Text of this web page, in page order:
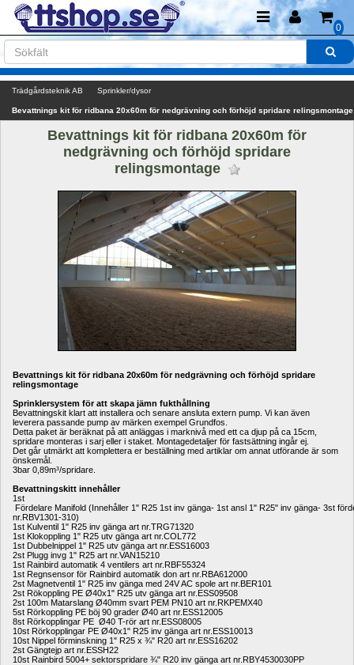
0
Trädgårdsteknik AB Sprinkler/dysor
Bevattnings kit för ridbana 20x60m för nedgrävning och förhöjd spridare relingsmontage
Bevattnings kit för ridbana 20x60m för
nedgrävning och förhöjd spridare
relingsmontage
Bevattnings kit för ridbana 20x60m för nedgrävning och förhöjd spridare
relingsmontage
Sprinklersystem för att skapa jämn fukthållning
Bevattningskit klart att installera och senare ansluta extern pump. Vi kan även
leverera passande pump av märken exempel Grundfos.
Detta paket är beräknat på att anläggas i marknivå med ett ca djup på ca 15cm,
spridare monteras i sarj eller i staket. Montagedetaljer för fastsättning ingår ej.
Det går utmärkt att komplettera er beställning med artiklar om annat utförande är som
önskemål.
3bar 0,89m³/spridare.
Bevattningskitt innehåller
1st
Fördelare Manifold (Innehåller 1" R25 1st inv gänga- 1st ansl 1" R25" inv gänga- 3st
nr.RBV1301-310)
1st Kulventil 1" R25 inv gänga art nr.TRG71320
1st Klokoppling 1" R25 utv gänga art nr.COL772
1st Dubbelnippel 1" R25 utv gänga art nr.ESS16003
2st Plugg invg 1" R25 art nr.VAN15210
1st Rainbird automatik 4 ventilers art nr.RBF55324
1st Regnsensor för Rainbird automatik don art nr. RBA612000
2st Magnetventil 1" R25 inv gänga med 24V AC spole art nr.BER101
2st Rökoppling PE Ø40x1" R25 utv gänga art nr.ESS09508
2st 100m Matarslang Ø40mm svart PEM PN10 art nr.RKPEMX40
5st Rörkoppling PE böj 90 grader Ø40 art nr.ESS12005
8st Rörkopplingar PE Ø40 T-rör art nr.ESS08005
10st Rörkopplingar PE Ø40x1" R25 inv gänga art nr.ESS10013
10st Nippel förminskning 1" R25 x ¾" R20 art nr.ESS16202
2st Gängtejp art nr.ESSH22
10st Rainbird 5004+ sektorspridare ¾" R20 inv gänga art nr.RBY4530030PP